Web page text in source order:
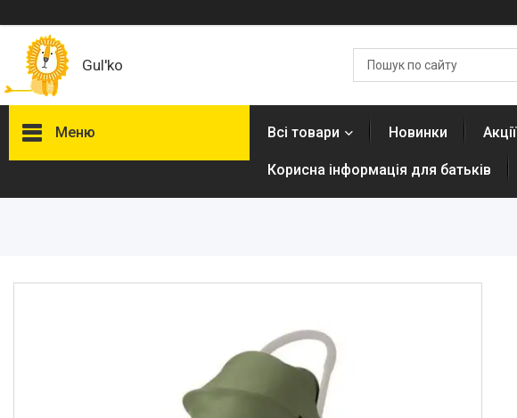
Gul'ko
Меню Всі товари Новинки Акції
Корисна інформація для батьків